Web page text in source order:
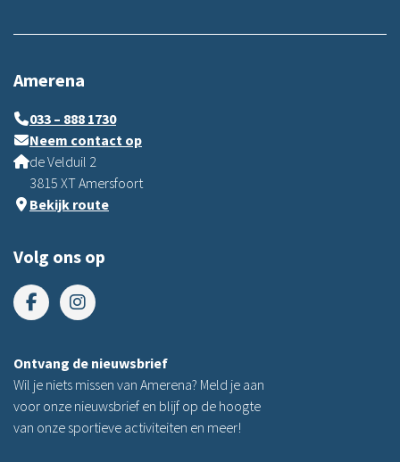
Amerena
033 – 888 1730
Neem contact op
de Velduil 2
3815 XT Amersfoort
Bekijk route
Volg ons op
Ontvang de nieuwsbrief
Wil je niets missen van Amerena? Meld je aan
voor onze nieuwsbrief en blijf op de hoogte
van onze sportieve activiteiten en meer!